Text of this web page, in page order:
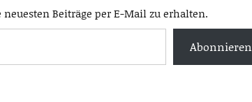
Beiträge per E-Mail zu erhalten.
Abonnieren